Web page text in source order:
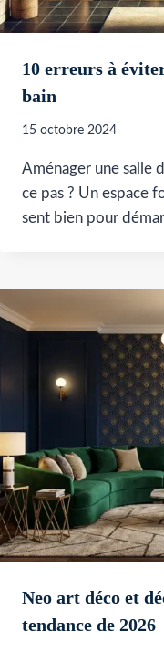
10 erreurs à
bain
15 octobre 2024
Aménager une salle
ce pas ? Un espace
sent bien pour
Neo art déco et
tendance de 2026